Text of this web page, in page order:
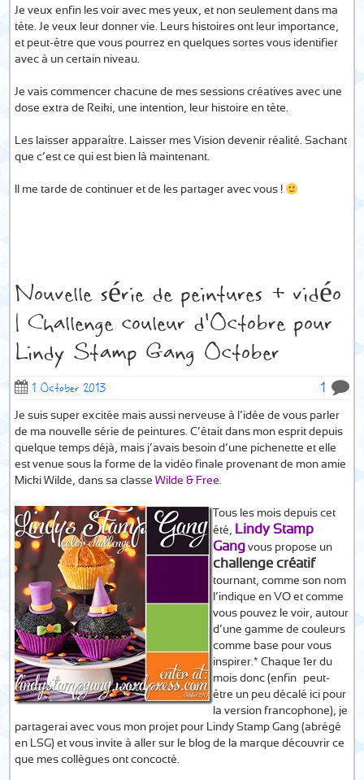
Je veux enfin les voir avec mes yeux, et non seulement dans ma
tête. Je veux leur donner vie. Leurs histoires ont leur importance,
et peut-être que vous pourrez en quelques sortes vous identifier
avec à un certain niveau.
Je vais commencer chacune de mes sessions créatives avec une
dose extra de Reiki, une intention, leur histoire en tête.
Les laisser apparaître. Laisser mes Vision devenir réalité. Sachant
que c’est ce qui est bien là maintenant.
Il me tarde de continuer et de les partager avec vous !
Nouvelle série de peintures + vidéo
| Challenge couleur d’Octobre pour
Lindy Stamp Gang October
1 October 2013 1
Je suis super excitée mais aussi nerveuse à l’idée de vous parler
de ma nouvelle série de peintures. C’était dans mon esprit depuis
quelque temps déjà, mais j’avais besoin d’une pichenette et elle
est venue sous la forme de la vidéo finale provenant de mon amie
Micki Wilde, dans sa classeWilde & Free.
Tous les mois depuis cet
été, Lindy Stamp
Gang vous propose un
challenge créatif
tournant, comme son nom
l’indique en VO et comme
vous pouvez le voir, autour
d’une gamme de couleurs
comme base pour vous
inspirer.* Chaque 1er du
mois donc (enfin… peut-
être un peu décalé ici pour
la version francophone), je
partagerai avec vous mon projet pour Lindy Stamp Gang (abrégé
en LSG) et vous invite à aller sur le blog de la marque découvrir ce
que mes collègues ont concocté.